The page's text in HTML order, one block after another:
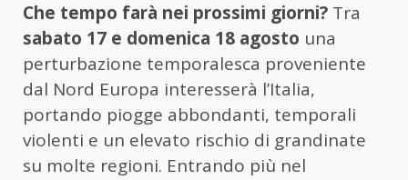
Che tempo farà nei prossimi giorni? Tra
sabato 17 e domenica 18 agosto una
perturbazione temporalesca proveniente
dal Nord Europa interesserà l’Italia,
portando piogge abbondanti, temporali
violenti e un elevato rischio di grandinate
su molte regioni. Entrando più nel